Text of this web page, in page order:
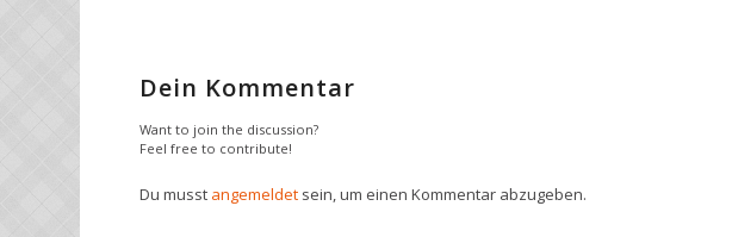
Dein Kommentar
Want to join the discussion?
Feel free to contribute!
Du musst angemeldet sein, um einen Kommentar abzugeben.